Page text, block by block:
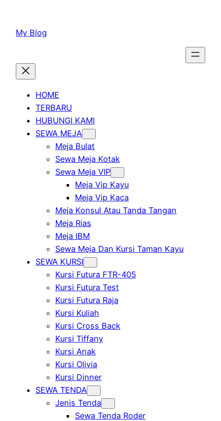
konten
My Blog
HOME
TERBARU
HUBUNGI KAMI
SEWA MEJA
Meja Bulat
Sewa Meja Kotak
Sewa Meja VIP
Meja Vip Kayu
Meja Vip Kaca
Meja Konsul Atau Tanda Tangan
Meja Rias
Meja IBM
Sewa Meja Dan Kursi Taman Kayu
SEWA KURSI
Kursi Futura FTR-405
Kursi Futura Test
Kursi Futura Raja
Kursi Kuliah
Kursi Cross Back
Kursi Tiffany
Kursi Anak
Kursi Olivia
Kursi Dinner
SEWA TENDA
Jenis Tenda
Sewa Tenda Roder